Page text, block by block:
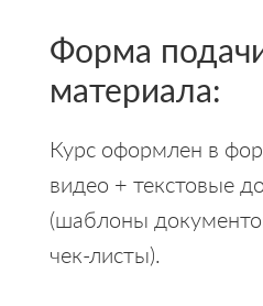
Форма
материала:
Курс оформлен в
видео + текстовые
(шаблоны
чек-листы).